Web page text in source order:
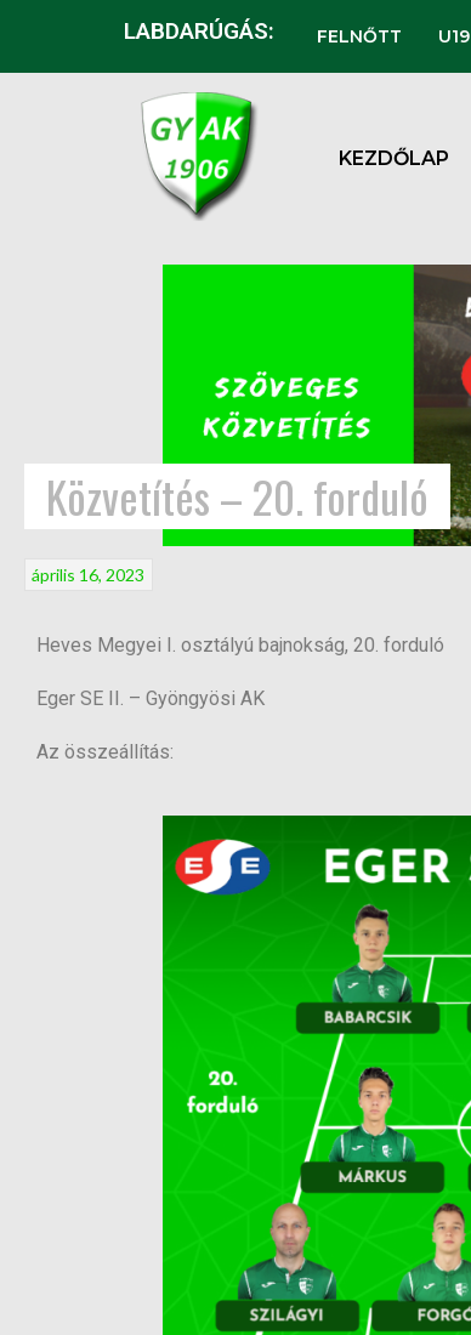
LABDARÚGÁS: FELNŐTT U19
KEZDŐLAP
Közvetítés – 20. forduló
április 16, 2023
Heves Megyei I. osztályú bajnokság, 20. forduló
Eger SE II. – Gyöngyösi AK
Az összeállítás: